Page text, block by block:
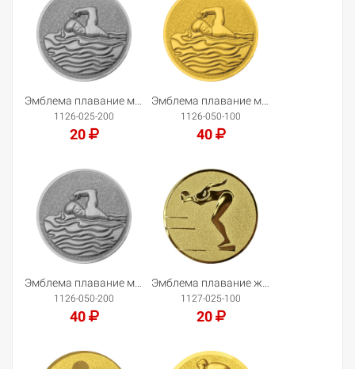
1126-025-200
20
Добавить в корзину
1126-050-100
40
Добавить в корзину
1126-050-200
40
Добавить в корзину
1127-025-100
20
Добавить в корзину